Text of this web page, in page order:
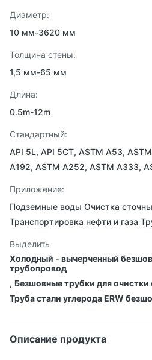
Диаметр:
10 мм-3620 мм
Толщина стены:
1,5 мм-65 мм
Длина:
0.5m-12m
Стандартный:
API 5L, API 5CT, ASTM A53,
A192, ASTM A252, ASTM A333,
Приложение:
Подземные воды Очистка
Транспортировка нефти и газа
Выделить
Холодный - вычерченный
трубопровод
, Безшовные трубки для очистки
Труба стали углерода ERW
Описание продукта